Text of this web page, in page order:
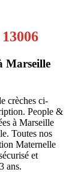
Marseille
crèches ci-
People &
à Marseille
Toutes nos
Maternelle
et
ans.